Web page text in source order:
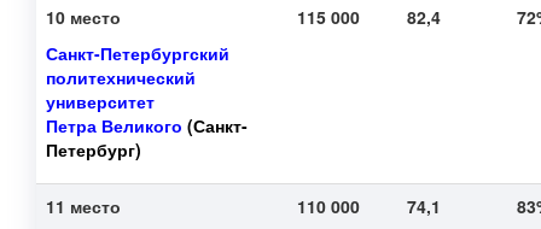
10 место
Санкт-Петербургский
политехнический
университет
Петра Великого (Санкт-
Петербург)
115 000 82,4
11 место
110 000 74,1